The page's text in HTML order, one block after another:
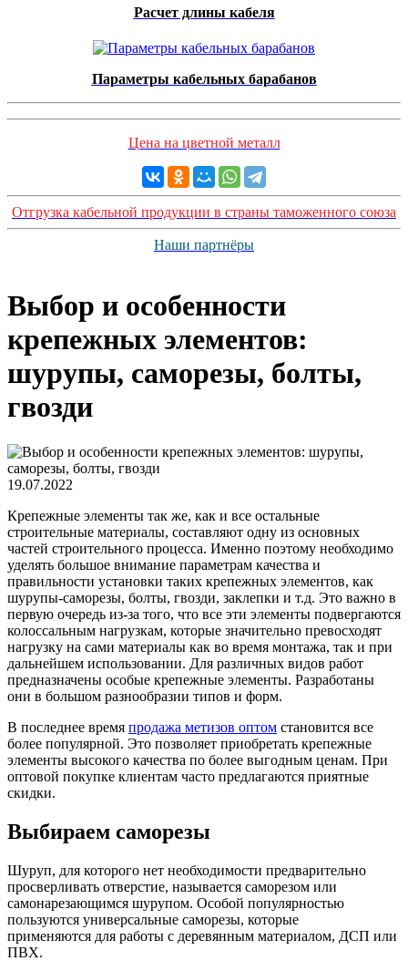
Расчет длины кабеля
Параметры кабельных барабанов
Цена на цветной металл
Отгрузка кабельной продукции в страны таможенного союза
Наши партнёры
Выбор и особенности
крепежных элементов:
шурупы, саморезы, болты,
гвозди
19.07.2022
Крепежные элементы так же, как и все остальные
строительные материалы, составляют одну из основных
частей строительного процесса. Именно поэтому необходимо
уделять большое внимание параметрам качества и
правильности установки таких крепежных элементов, как
шурупы-саморезы, болты, гвозди, заклепки и т.д. Это важно в
первую очередь из-за того, что все эти элементы подвергаются
колоссальным нагрузкам, которые значительно превосходят
нагрузку на сами материалы как во время монтажа, так и при
дальнейшем использовании. Для различных видов работ
предназначены особые крепежные элементы. Разработаны
они в большом разнообразии типов и форм.
В последнее время продажа метизов оптом становится все
более популярной. Это позволяет приобретать крепежные
элементы высокого качества по более выгодным ценам. При
оптовой покупке клиентам часто предлагаются приятные
скидки.
Выбираем саморезы
Шуруп, для которого нет необходимости предварительно
просверливать отверстие, называется саморезом или
самонарезающимся шурупом. Особой популярностью
пользуются универсальные саморезы, которые
применяются для работы с деревянным материалом, ДСП или
ПВХ.